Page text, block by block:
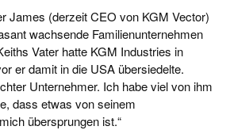
James (derzeit CEO von KGM Vector)
wachsende Familienunternehmen
Vater hatte KGM Industries in
er damit in die USA übersiedelte.
Unternehmer. Ich habe viel von ihm
dass etwas von seinem
übersprungen ist.“